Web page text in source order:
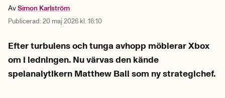
AvSimon Karlström
Publicerad: 20 maj 2026 kl. 16:10
Efter turbulens och tunga avhopp möblerar Xbox
om i ledningen. Nu värvas den kände
spelanalytikern Matthew Ball som ny strategichef.